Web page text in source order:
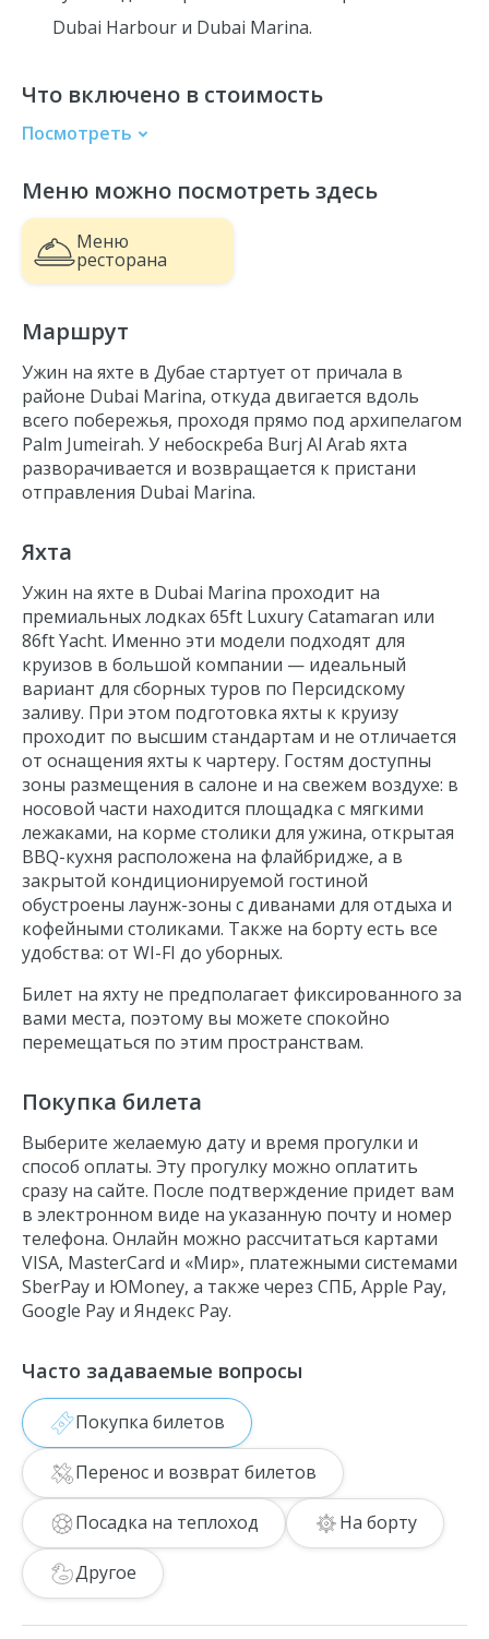
Dubai Harbour и Dubai Marina.
Что включено в стоимость
Посмотреть
Прогулка на яхте с экипажем
WI-FI
Аудиогид
Меню можно посмотреть здесь
Меню
ресторана
Маршрут
Ужин на яхте в Дубае стартует от причала в
районе Dubai Marina, откуда двигается вдоль
всего побережья, проходя прямо под архипелагом
Palm Jumeirah. У небоскреба Burj Al Arab яхта
разворачивается и возвращается к пристани
отправления Dubai Marina.
Яхта
Ужин на яхте в Dubai Marina проходит на
премиальных лодках 65ft Luxury Catamaran или
86ft Yacht. Именно эти модели подходят для
круизов в большой компании — идеальный
вариант для сборных туров по Персидскому
заливу. При этом подготовка яхты к круизу
проходит по высшим стандартам и не отличается
от оснащения яхты к чартеру. Гостям доступны
зоны размещения в салоне и на свежем воздухе: в
носовой части находится площадка с мягкими
лежаками, на корме столики для ужина, открытая
BBQ-кухня расположена на флайбридже, а в
закрытой кондиционируемой гостиной
обустроены лаунж-зоны с диванами для отдыха и
кофейными столиками. Также на борту есть все
удобства: от WI-FI до уборных.
Билет на яхту не предполагает фиксированного за
вами места, поэтому вы можете спокойно
перемещаться по этим пространствам.
Покупка билета
Выберите желаемую дату и время прогулки и
способ оплаты. Эту прогулку можно оплатить
сразу на сайте. После подтверждение придет вам
в электронном виде на указанную почту и номер
телефона. Онлайн можно рассчитаться картами
VISA, MasterCard и «Мир», платежными системами
SberPay и ЮMoney, а также через СПБ, Apple Pay,
Google Pay и Яндекс Pay.
Часто задаваемые вопросы
Покупка билетов
Перенос и возврат билетов
Посадка на теплоход На борту
Другое